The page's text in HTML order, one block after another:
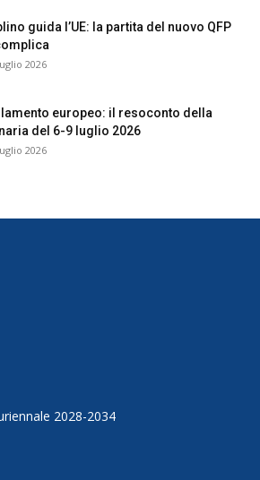
guida l’UE: la partita del nuovo QFP
2026
europeo: il resoconto della
del 6-9 luglio 2026
2026
2028-2034